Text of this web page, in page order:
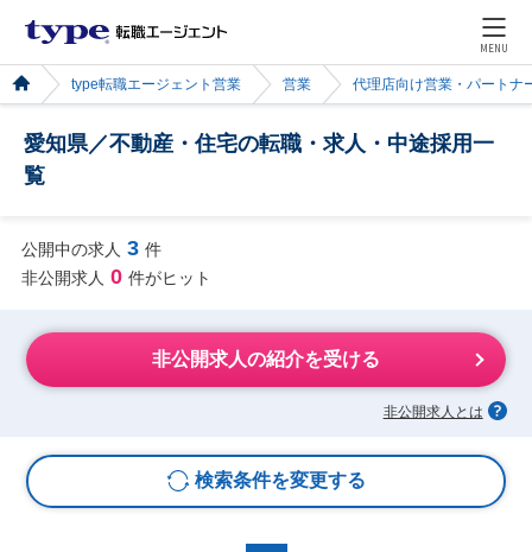
MENU
type転職エージェント営業 営業 代理店向け営業・パートナ
愛知県／不動産・住宅の転職・求人・中途採用一
覧
公開中の求人 3 件
非公開求人 0 件がヒット
非公開求人の紹介を受ける
非公開求人とは
検索条件を変更する